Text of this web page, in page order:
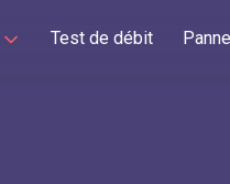
Test de débit